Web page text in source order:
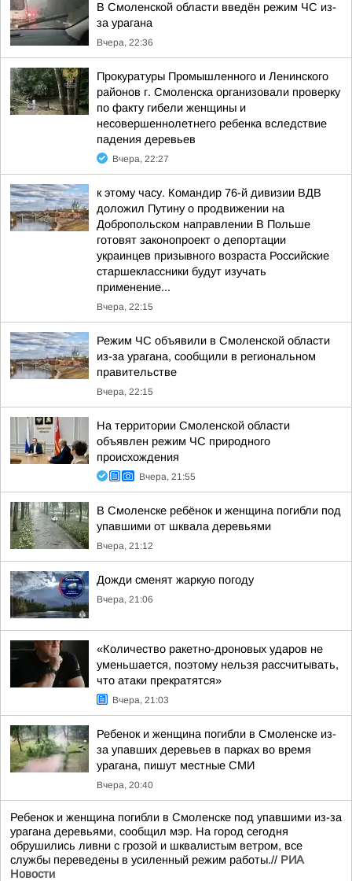
В Смоленской области введён режим ЧС из-
за урагана
Вчера, 22:36
Прокуратуры Промышленного и Ленинского
районов г. Смоленска организовали проверку
по факту гибели женщины и
несовершеннолетнего ребенка вследствие
падения деревьев
Вчера, 22:27
к этому часу. Командир 76-й дивизии ВДВ
доложил Путину о продвижении на
Добропольском направлении В Польше
готовят законопроект о депортации
украинцев призывного возраста Российские
старшеклассники будут изучать
применение...
Вчера, 22:15
Режим ЧС объявили в Смоленской области
из-за урагана, сообщили в региональном
правительстве
Вчера, 22:15
На территории Смоленской области
объявлен режим ЧС природного
происхождения
Вчера, 21:55
В Смоленске ребёнок и женщина погибли под
упавшими от шквала деревьями
Вчера, 21:12
Дожди сменят жаркую погоду
Вчера, 21:06
«Количество ракетно-дроновых ударов не
уменьшается, поэтому нельзя рассчитывать,
что атаки прекратятся»
Вчера, 21:03
Ребенок и женщина погибли в Смоленске из-
за упавших деревьев в парках во время
урагана, пишут местные СМИ
Вчера, 20:40
Ребенок и женщина погибли в Смоленске под упавшими из-за
урагана деревьями, сообщил мэр. На город сегодня
обрушились ливни с грозой и шквалистым ветром, все
службы переведены в усиленный режим работы.// РИА
Новости